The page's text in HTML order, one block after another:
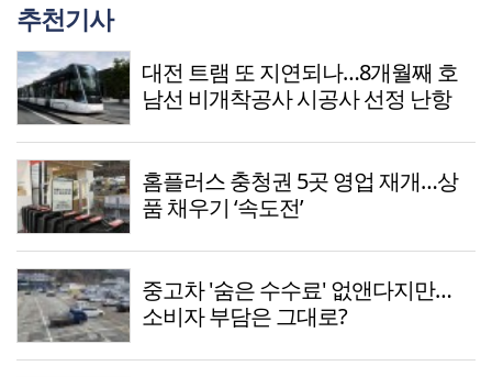
추천기사
대전 트램 또 지연되나…8개월째 호
남선 비개착공사 시공사 선정 난항
홈플러스 충청권 5곳 영업 재개…상
품 채우기 ‘속도전’
중고차 '숨은 수수료' 없앤다지만…
소비자 부담은 그대로?